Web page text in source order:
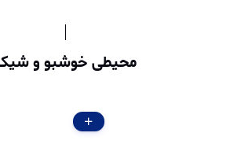
محیطی خوشبو و